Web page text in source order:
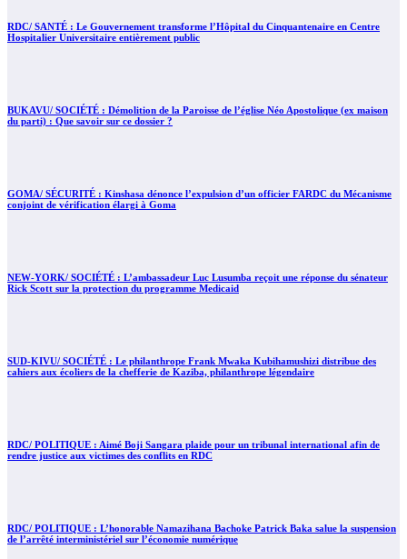
RDC/ SANTÉ : Le Gouvernement transforme l’Hôpital du Cinquantenaire en Centre
Hospitalier Universitaire entièrement public
BUKAVU/ SOCIÉTÉ : Démolition de la Paroisse de l’église Néo Apostolique (ex maison
du parti) : Que savoir sur ce dossier ?
GOMA/ SÉCURITÉ : Kinshasa dénonce l’expulsion d’un officier FARDC du Mécanisme
conjoint de vérification élargi à Goma
NEW-YORK/ SOCIÉTÉ : L’ambassadeur Luc Lusumba reçoit une réponse du sénateur
Rick Scott sur la protection du programme Medicaid
SUD-KIVU/ SOCIÉTÉ : Le philanthrope Frank Mwaka Kubihamushizi distribue des
cahiers aux écoliers de la chefferie de Kaziba, philanthrope légendaire
RDC/ POLITIQUE : Aimé Boji Sangara plaide pour un tribunal international afin de
rendre justice aux victimes des conflits en RDC
RDC/ POLITIQUE : L’honorable Namazihana Bachoke Patrick Baka salue la suspension
de l’arrêté interministériel sur l’économie numérique